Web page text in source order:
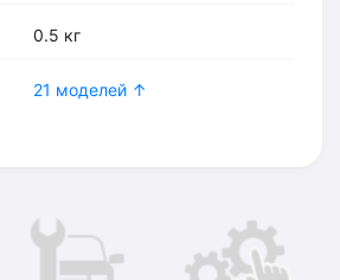
0.5 кг
21 моделей ↑